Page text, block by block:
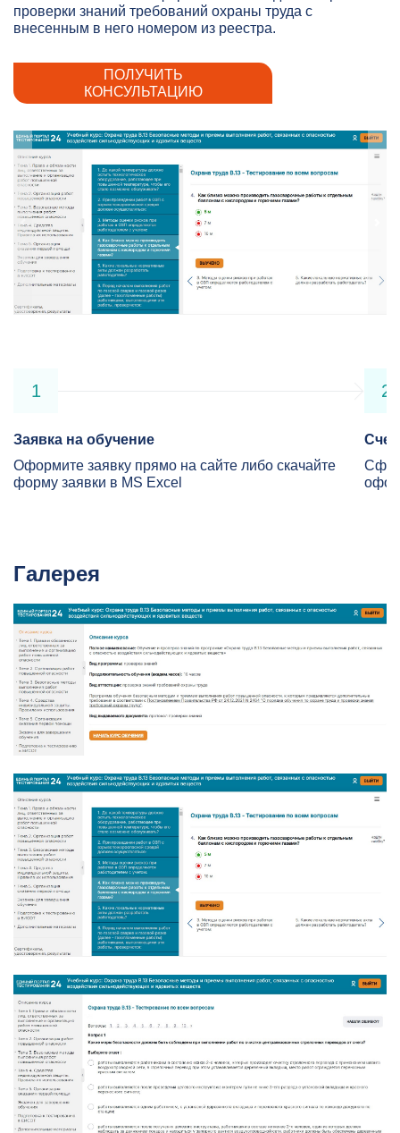
проверки знаний требований охраны труда с
внесенным в него номером из реестра.
ПОЛУЧИТЬ
КОНСУЛЬТАЦИЮ
1
Заявка на обучение
Оформите заявку прямо на сайте либо скачайте
форму заявки в MS Excel
2
Галерея